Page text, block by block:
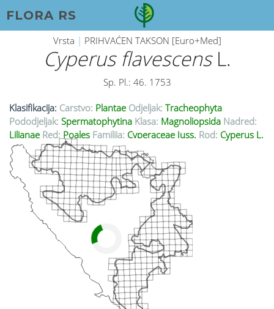
FLORA RS
Vrsta | PRIHVAĆEN TAKSON [Euro+Med]
Cyperus flavescensL.
Sp. Pl.: 46. 1753
Klasifikacija: Carstvo: Plantae Odjeljak: Tracheophyta
Pododjeljak: Spermatophytina Klasa: Magnoliopsida Nadred:
Lilianae Red: Poales Familija: Cyperaceae Juss. Rod: Cyperus L.